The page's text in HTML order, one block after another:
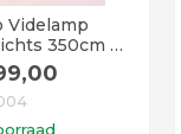
Videlamp
350cm -
zwart
,00